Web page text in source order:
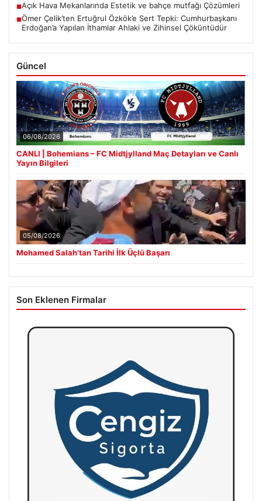
■Açık Hava Mekanlarında Estetik ve bahçe mutfağı Çözümleri
■Ömer Çelik’ten Ertuğrul Özkök’e Sert Tepki: Cumhurbaşkanı
Erdoğan’a Yapılan İthamlar Ahlaki ve Zihinsel Çöküntüdür
Güncel
06/08/2026
CANLI | Bohemians – FC Midtjylland Maç Detayları ve Canlı
Yayın Bilgileri
05/08/2026
Mohamed Salah’tan Tarihi İlk Üçlü Başarı
Son Eklenen Firmalar